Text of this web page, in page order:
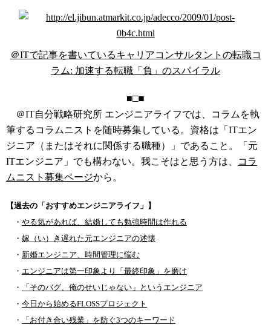
＠ITで記事を書いているキャリアコンサルタントの転職コ
ラム: 加速する転職「負」のスパイラル
■□■
＠IT自分戦略研究所 エンジニアライフでは、コラムを執
筆するコラムニストを随時募集している。資格は「ITエン
ジニア（またはそれに関係する職種）」であること。「元
ITエンジニア」でも構わない。我こそはと思う方は、
コラ
ムニスト募集ページから。
【過去の「おすすめエンジニアライフ」】
・ やる気があれば、結婚しても勉強時間は作れる
・ 嫁（い）き遅れた元エンジニアの述懐
・ 新婚エンジニア、時間管理に悩む
・ エンジニアは第一印象より「最終印象」を磨け
・
「そのバグ、俺のせいじゃない」というエンジニア
・ 今日から始めるFLOSSプロジェクト
・
「お付き合い残業」を防ぐ3つのキーワード